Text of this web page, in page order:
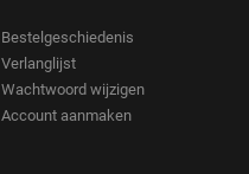
Bestelgeschiedenis
Verlanglijst
Wachtwoord wijzigen
Account aanmaken